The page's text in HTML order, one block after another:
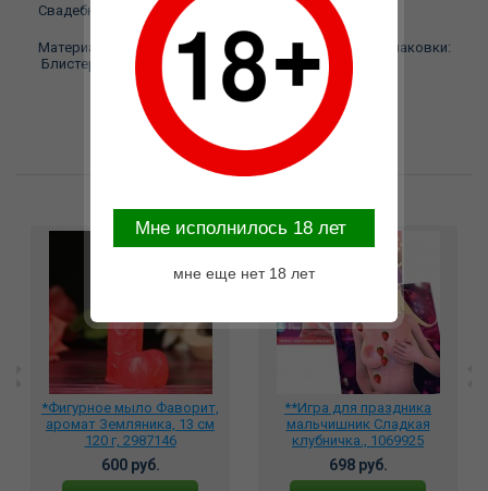
Свадебный замочек Любящие сердца 5,4 Х 6,9см.
Материал: Металл Торговая марка:
Сувениры Тип упаковки:
Блистер
*Фигурное мыло Фаворит,
аромат Земляника, 13 см
120 г, 2987146
600 руб.
**Игра для праздника
мальчишник Сладкая
клубничка., 1069925
698 руб.
Mне исполнилось 18 лет
мне еще нет 18 лет